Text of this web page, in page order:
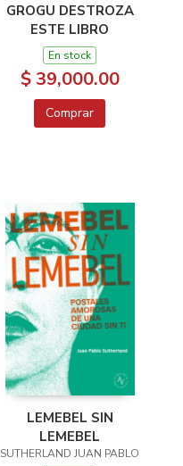
GROGU DESTROZA
ESTE LIBRO
En stock
$ 39,000.00
Comprar
LEMEBEL SIN
LEMEBEL
SUTHERLAND JUAN PABLO